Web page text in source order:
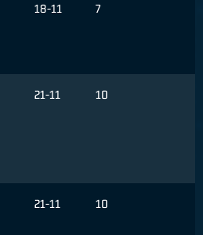
18-11 7
21-11 10
21-11 10